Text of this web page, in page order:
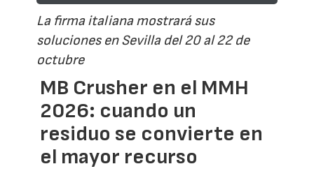
La firma italiana mostrará sus
soluciones en Sevilla del 20 al 22 de
octubre
MB Crusher en el MMH
2026: cuando un
residuo se convierte en
el mayor recurso